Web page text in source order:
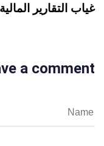
غياب التقارير
a comment